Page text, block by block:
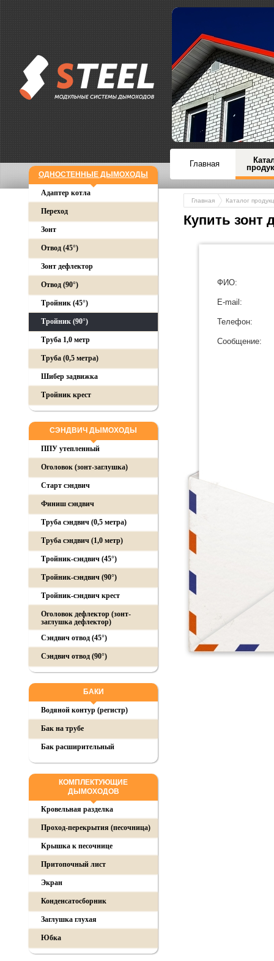
Главная
Главная Каталог
Купить зонт
ФИО:
E-mail:
Телефон:
Сообщение:
ОДНОСТЕННЫЕ ДЫМОХОДЫ
Адаптер котла
Переход
Зонт
Отвод (45°)
Зонт дефлектор
Отвод (90°)
Тройник (45°)
Тройник (90°)
Труба 1,0 метр
Труба (0,5 метра)
Шибер задвижка
Тройник крест
СЭНДВИЧ ДЫМОХОДЫ
ППУ утепленный
Оголовок (зонт-заглушка)
Старт сэндвич
Финиш сэндвич
Труба сэндвич (0,5 метра)
Труба сэндвич (1,0 метр)
Тройник-сэндвич (45°)
Тройник-сэндвич (90°)
Тройник-сэндвич крест
Оголовок дефлектор (зонт-
заглушка дефлектор)
Сэндвич отвод (45°)
Сэндвич отвод (90°)
БАКИ
Водяной контур (регистр)
Бак на трубе
Бак расширительный
КОМПЛЕКТУЮЩИЕ
ДЫМОХОДОВ
Кровельная разделка
Проход-перекрытия (песочница)
Крышка к песочнице
Притопочный лист
Экран
Конденсатосборник
Заглушка глухая
Юбка